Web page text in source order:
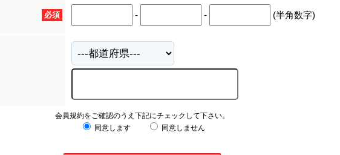
必須 - - (半角数字)
会員規約をご確認のうえ下記にチェックして下さい。
同意します
同意しません